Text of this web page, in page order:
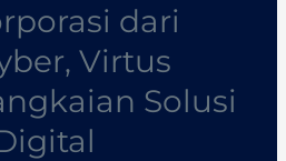
dari
Virtus
Solusi